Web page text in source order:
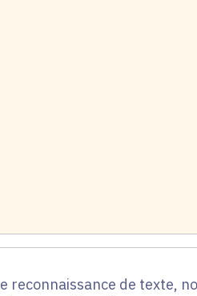
reconnaissance de texte,